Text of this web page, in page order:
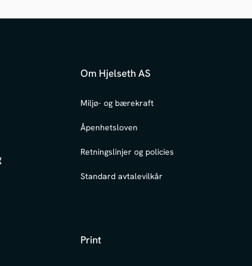
Om Hjelseth AS
Miljø- og bærekraft
Åpenhetsloven
Retningslinjer og policies
Standard avtalevilkår
Print